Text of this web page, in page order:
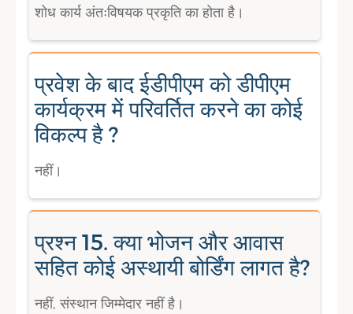
शोध कार्य अंतःविषयक प्रकृति का होता है।
प्रवेश के बाद ईडीपीएम को डीपीएम
कार्यक्रम में परिवर्तित करने का कोई
विकल्प है ?
नहीं।
प्रश्न 15. क्या भोजन और आवास
सहित कोई अस्थायी बोर्डिंग लागत है?
नहीं, संस्थान जिम्मेदार नहीं है।